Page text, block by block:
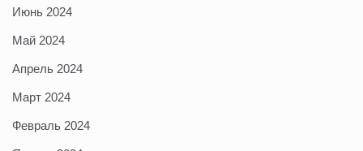
Июнь 2024
Май 2024
Апрель 2024
Март 2024
Февраль 2024